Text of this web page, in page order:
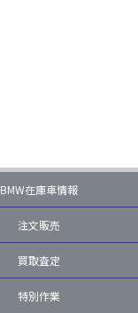
BMW在庫車情報
注文販売
買取査定
特別作業